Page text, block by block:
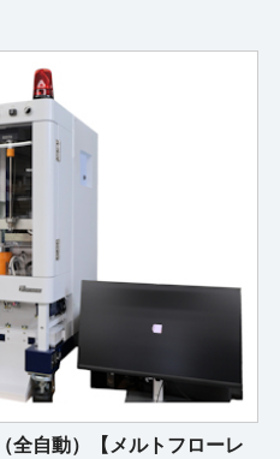
全自動）【メルトフローレ